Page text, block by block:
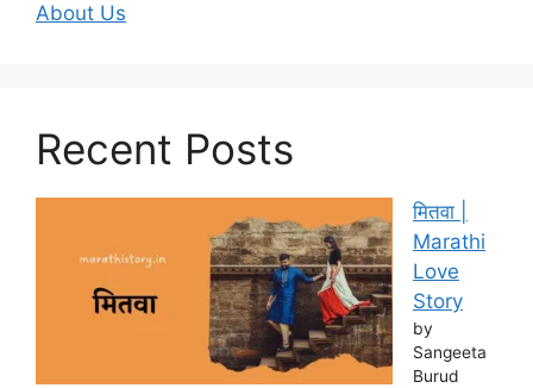
About Us
Recent Posts
मितवा |
Marathi
Love
Story
by
Sangeeta
Burud